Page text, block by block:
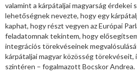
valamint a kárpátaljai magyarság érdekei
lehetőségnek nevezte, hogy egy
kaphat, hogy részt vegyen az Európai
feladatomnak tekintem, hogy
integrációs törekvéseinek
kárpátaljai magyar közösség
színtéren – fogalmazott Bocskor Andrea.